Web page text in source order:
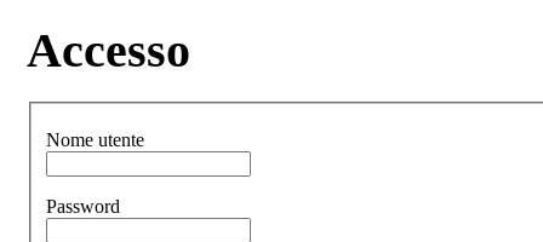
Accesso
Nome utente
Password